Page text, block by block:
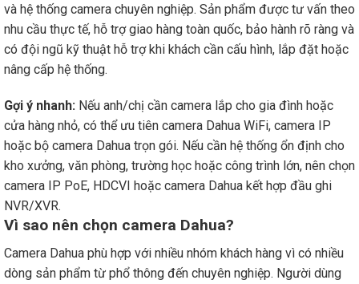
và hệ thống camera chuyên nghiệp. Sản phẩm được tư vấn theo
nhu cầu thực tế, hỗ trợ giao hàng toàn quốc, bảo hành rõ ràng và
có đội ngũ kỹ thuật hỗ trợ khi khách cần cấu hình, lắp đặt hoặc
nâng cấp hệ thống.
Gợi ý nhanh: Nếu anh/chị cần camera lắp cho gia đình hoặc
cửa hàng nhỏ, có thể ưu tiên camera Dahua WiFi, camera IP
hoặc bộ camera Dahua trọn gói. Nếu cần hệ thống ổn định cho
kho xưởng, văn phòng, trường học hoặc công trình lớn, nên chọn
camera IP PoE, HDCVI hoặc camera Dahua kết hợp đầu ghi
NVR/XVR.
Vì sao nên chọn camera Dahua?
Camera Dahua phù hợp với nhiều nhóm khách hàng vì có nhiều
dòng sản phẩm từ phổ thông đến chuyên nghiệp. Người dùng